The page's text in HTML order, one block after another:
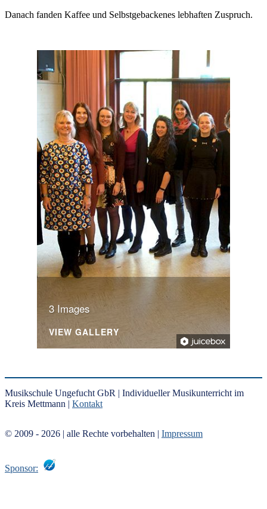
Danach fanden Kaffee und Selbstgebackenes lebhaften Zuspruch.
3 Images
VIEW GALLERY
Musikschule Ungefucht GbR | Individueller Musikunterricht im
Kreis Mettmann | Kontakt
© 2009 - 2026 | alle Rechte vorbehalten | Impressum
Sponsor: